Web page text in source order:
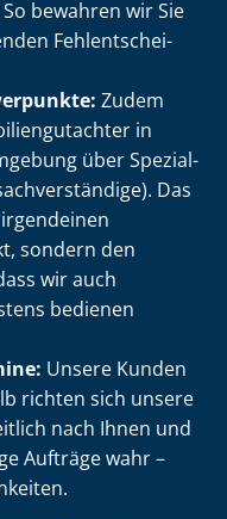
bewahren wir Sie
Fehl­ent­schei­
Zudem
in
über Spe­zi­al­
Das
sondern den
wir auch
bedienen
Unsere Kunden
richten sich unsere
nach Ihnen und
Aufträge wahr –